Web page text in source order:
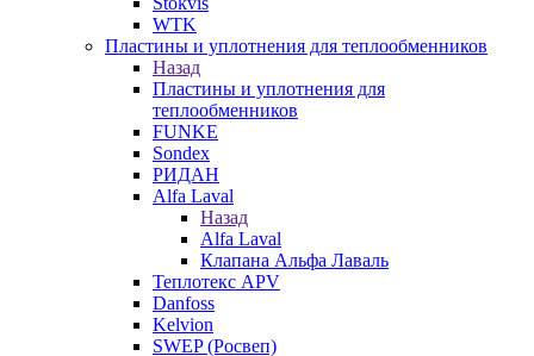
WTK
Пластины и уплотнения для теплообменников
Назад
Пластины и уплотнения для
теплообменников
FUNKE
Sondex
РИДАН
Alfa Laval
Назад
Alfa Laval
Клапана Альфа Лаваль
Теплотекс APV
Danfoss
Kelvion
SWEP (Росвеп)